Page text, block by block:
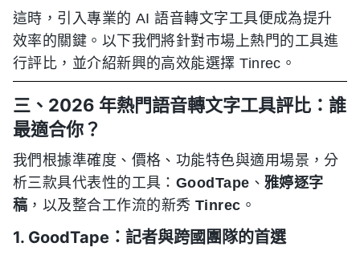
這時，引入專業的 AI 語音轉文字工具便成為提升
效率的關鍵。以下我們將針對市場上熱門的工具進
行評比，並介紹新興的高效能選擇 Tinrec。
三、2026 年熱門語音轉文字工具評比：誰
最適合你？
我們根據準確度、價格、功能特色與適用場景，分
析三款具代表性的工具： GoodTape 、雅婷逐字
稿 ，以及整合工作流的新秀 Tinrec 。
1. GoodTape：記者與跨國團隊的首選